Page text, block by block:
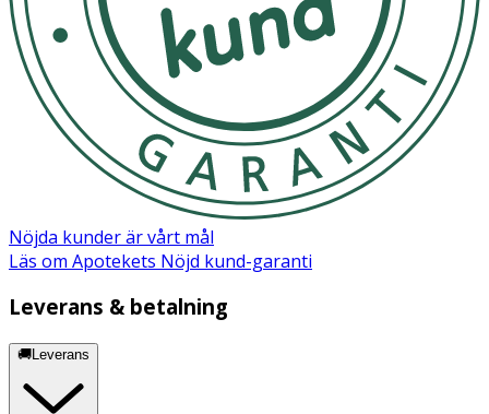
Nöjda kunder är vårt mål
Läs om Apotekets Nöjd kund-garanti
Leverans & betalning
🚚Leverans